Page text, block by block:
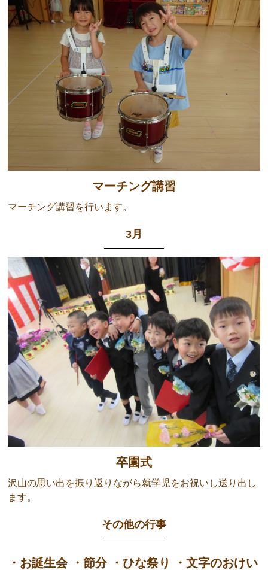
マーチング講習
マーチング講習を行います。
3月
卒園式
沢山の思い出を振り返りながら就学児をお祝いし送り出し
ます。
その他の行事
・お誕生会 ・節分 ・ひな祭り ・文字のおけい